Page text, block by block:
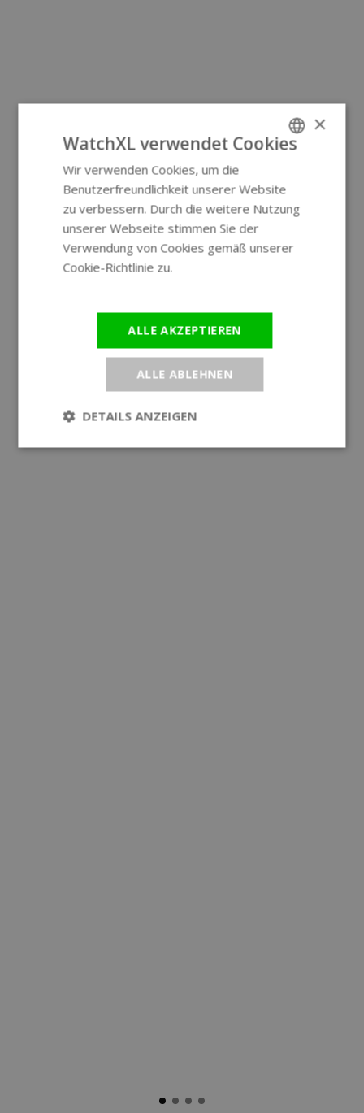
GERMAN
×
WatchXL verwendet Cookies
Wir verwenden Cookies, um die
Benutzerfreundlichkeit unserer Website
zu verbessern. Durch die weitere Nutzung
unserer Webseite stimmen Sie der
Verwendung von Cookies gemäß unserer
Cookie-Richtlinie zu.
ALLE AKZEPTIEREN
ALLE ABLEHNEN
DETAILS ANZEIGEN